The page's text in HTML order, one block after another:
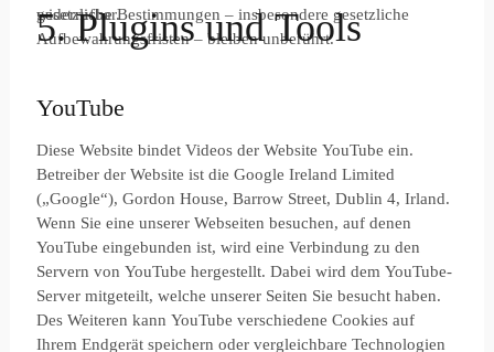
widerrufbar.
gesetzliche Bestimmungen – insbesondere gesetzliche
Aufbewahrungsfristen – bleiben unberührt.
5. Plugins und Tools
YouTube
Diese Website bindet Videos der Website YouTube ein.
Betreiber der Website ist die Google Ireland Limited
(„Google“), Gordon House, Barrow Street, Dublin 4, Irland.
Wenn Sie eine unserer Webseiten besuchen, auf denen
YouTube eingebunden ist, wird eine Verbindung zu den
Servern von YouTube hergestellt. Dabei wird dem YouTube-
Server mitgeteilt, welche unserer Seiten Sie besucht haben.
Des Weiteren kann YouTube verschiedene Cookies auf
Ihrem Endgerät speichern oder vergleichbare Technologien